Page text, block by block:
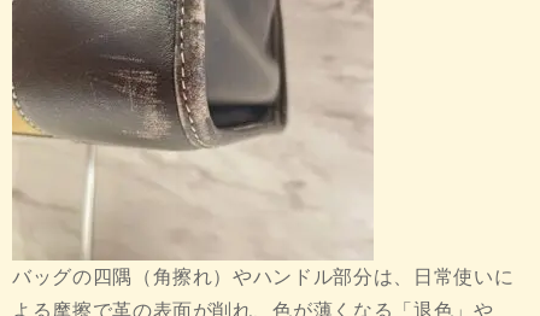
バッグの四隅（角擦れ）やハンドル部分は、日常使いに
よる摩擦で革の表面が削れ、色が薄くなる「退色」や